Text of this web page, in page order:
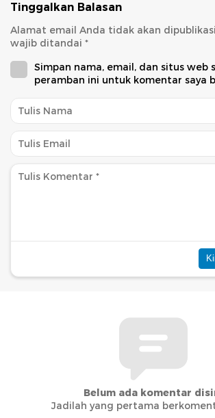
Tinggalkan Balasan
Alamat email Anda tidak akan
wajib ditandai *
Simpan nama, email, dan situs web
peramban ini untuk komentar saya
Belum ada komentar
Jadilah yang pertama